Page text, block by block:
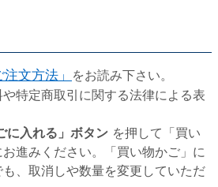
注文方法」 をお読み下さい。
や特定商取引に関する法律による表
に入れる」ボタン を押して「買い
進みください。「買い物かご」に
、取消しや数量を変更していただ